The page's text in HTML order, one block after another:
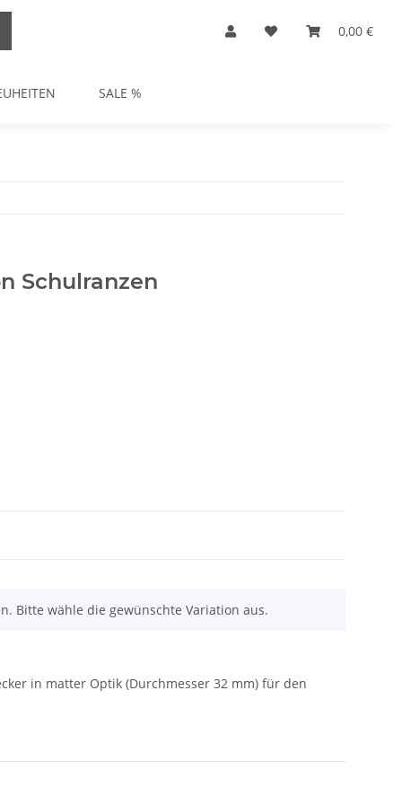
0,00 €
SALE %
Schulranzen
Bitte wähle die gewünschte Variation aus.
in matter Optik (Durchmesser 32 mm) für den